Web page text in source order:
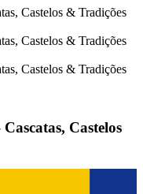
Castelos